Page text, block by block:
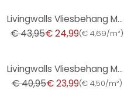
Livingwalls Vliesbehang Metropolitan Stories Barok St. Petersburg
€ 43,95€ 24,99(€ 4,69/m²)
Livingwalls Vliesbehang Metropolitan Stories Jungle
€ 40,95€ 23,99(€ 4,50/m²)